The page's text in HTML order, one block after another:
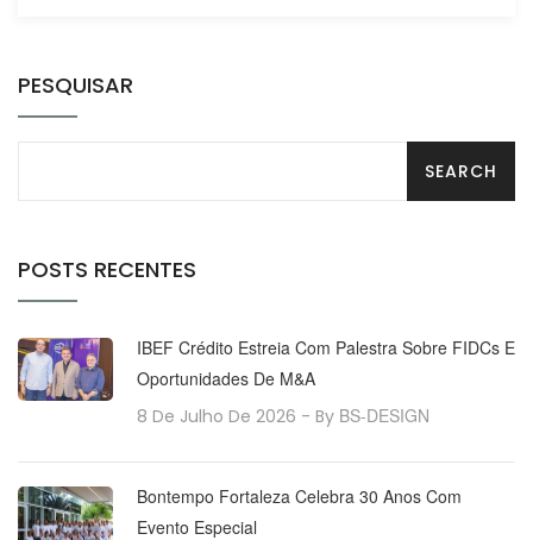
PESQUISAR
POSTS RECENTES
IBEF Crédito Estreia Com Palestra Sobre FIDCs E
Oportunidades De M&A
8 De Julho De 2026 - By BS-DESIGN
Bontempo Fortaleza Celebra 30 Anos Com
Evento Especial